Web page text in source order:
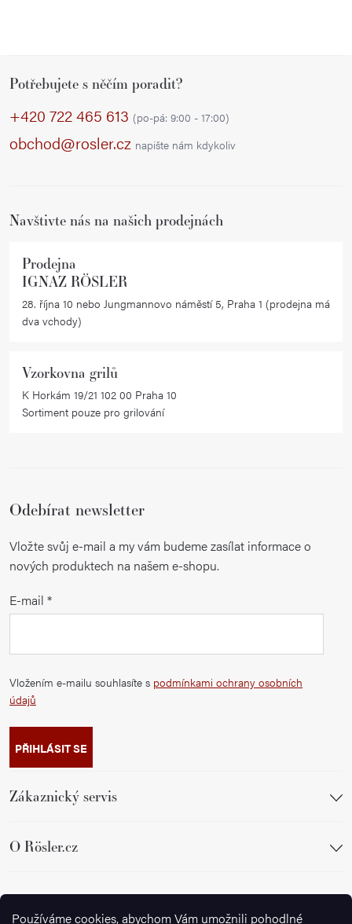
Používáme cookies, abychom Vám umožnili pohodlné
Potřebujete s něčím poradit?
+420 722 465 613 (po-pá: 9:00 - 17:00)
obchod@rosler.cz napište nám kdykoliv
Navštivte nás na našich prodejnách
Prodejna
IGNAZ RÖSLER
28. října 10 nebo Jungmannovo náměstí 5, Praha 1 (prodejna má
dva vchody)
Vzorkovna grilů
K Horkám 19/21 102 00 Praha 10
Sortiment pouze pro grilování
Odebírat newsletter
Vložte svůj e-mail a my vám budeme zasílat informace o
nových produktech na našem e-shopu.
E-mail
Vložením e-mailu souhlasíte s podmínkami ochrany osobních
údajů
PŘIHLÁSIT SE
Zákaznický servis
O Rösler.cz
Sledujte nás